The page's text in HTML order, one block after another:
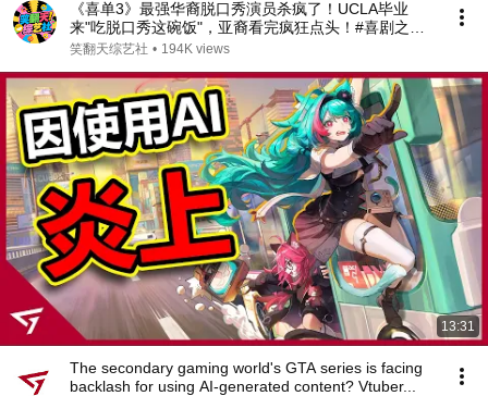
《喜单3》最强华裔脱口秀演员杀疯了！UCLA毕业
来"吃脱口秀这碗饭"，亚裔看完疯狂点头！#喜剧之王
单口季 #脱口秀 #搞笑 #喜剧 #funny #综艺
笑翻天综艺社 • 194K views
13:31
The secondary gaming world's GTA series is facing
backlash for using AI-generated content? Vtuber...